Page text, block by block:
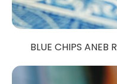
BLUE CHIPS ANEB